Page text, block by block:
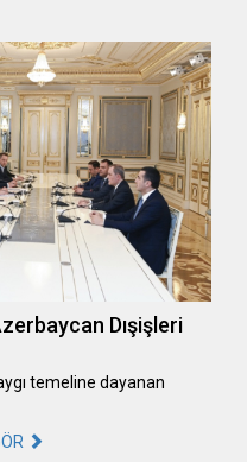
Dışişleri
temeline dayanan